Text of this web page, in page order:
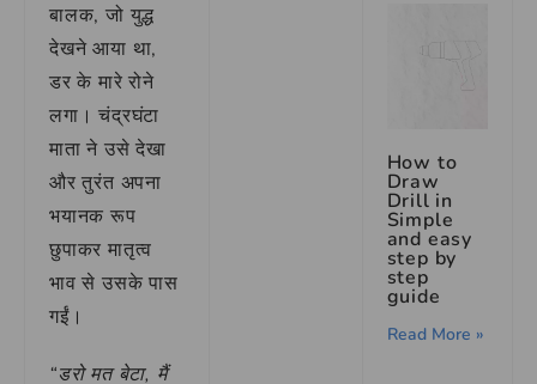
बालक, जो युद्ध
देखने आया था,
डर के मारे रोने
लगा। चंद्रघंटा
माता ने उसे देखा
और तुरंत अपना
भयानक रूप
छुपाकर मातृत्व
भाव से उसके पास
गईं।
“डरो मत बेटा, मैं
How to
Draw
Drill in
Simple
and easy
step by
step
guide
Read More »